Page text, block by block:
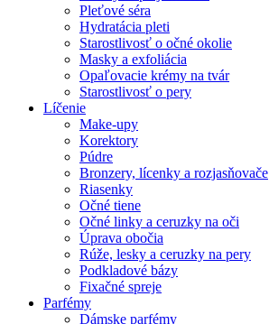
Pleťové séra
Hydratácia pleti
Starostlivosť o očné okolie
Masky a exfoliácia
Opaľovacie krémy na tvár
Starostlivosť o pery
Líčenie
Make-upy
Korektory
Púdre
Bronzery, lícenky a rozjasňovače
Riasenky
Očné tiene
Očné linky a ceruzky na oči
Úprava obočia
Rúže, lesky a ceruzky na pery
Podkladové bázy
Fixačné spreje
Parfémy
Dámske parfémy